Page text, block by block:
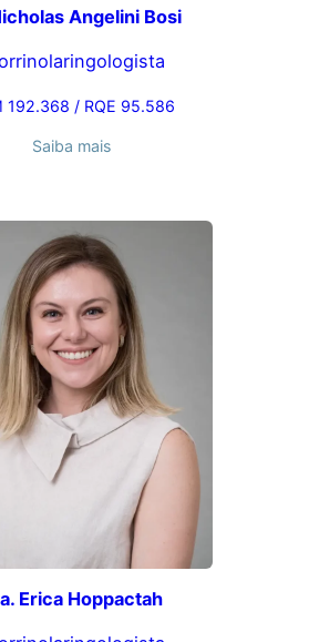
Angelini Bosi
192.368 / RQE 95.586
Saiba mais
Erica Hoppactah